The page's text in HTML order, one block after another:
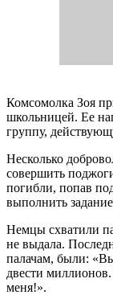
Комсомолка Зоя
школьницей. Ее
группу,
Несколько
совершить
погибли, попав
выполнить
Немцы схватили
не выдала.
палачам, были:
двести
меня!».